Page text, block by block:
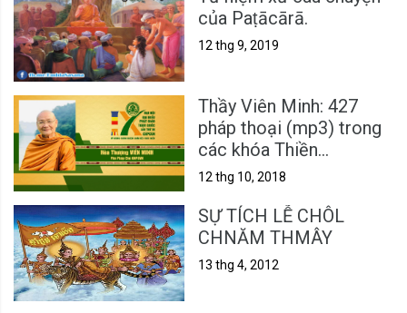
của Paṭācārā.
12 thg 9, 2019
Thầy Viên Minh: 427
pháp thoại (mp3) trong
các khóa Thiền
Vipassanā & Sách nói
12 thg 10, 2018
SỰ TÍCH LỄ CHÔL
CHNĂM THMÂY
13 thg 4, 2012